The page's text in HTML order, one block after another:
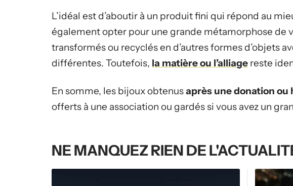
L’idéal est d’aboutir à un produit fini qui répond au
également opter pour une grande métamorphose de
transformés ou recyclés en d’autres formes d’objets
différentes. Toutefois, la matière ou l’alliage reste
En somme, les bijoux obtenusaprès une donation ou
offerts à une association ou gardés si vous avez un
NE MANQUEZ RIEN DE